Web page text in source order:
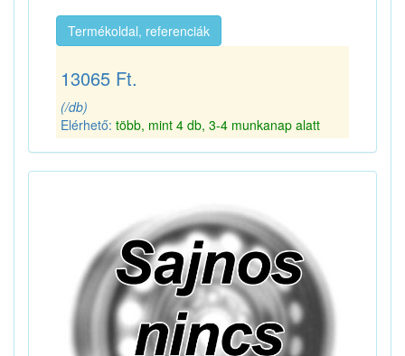
Termékoldal, referenciák
13065 Ft.
(/db)
Elérhető: több, mint 4 db, 3-4 munkanap alatt